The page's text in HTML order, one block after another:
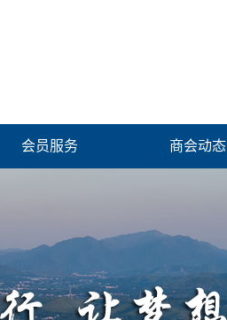
会员服务 商会动态